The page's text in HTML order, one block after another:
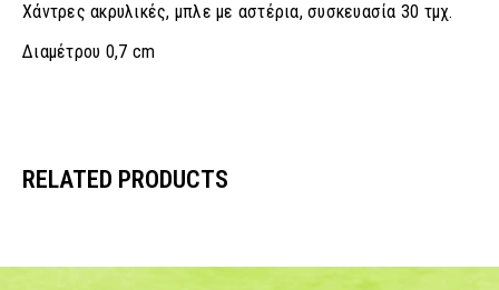
Χάντρες ακρυλικές, μπλε με αστέρια, συσκευασία 30 τμχ.
Διαμέτρου 0,7 cm
RELATED PRODUCTS